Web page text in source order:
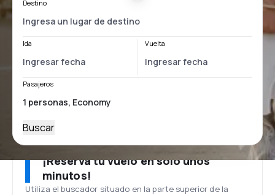
Destino
Ida Vuelta
Pasajeros
Buscar
¡Reserva tu vuelo en solo unos
minutos!
Utiliza el buscador situado en la parte superior de la